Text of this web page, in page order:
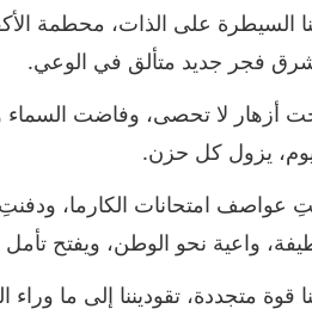
السيطرة على الذات، محطمة
فجر جديد متألق في الوعي.
أزهار لا تحصى، وفاضت
يزول كل حزن.
عواصف امتحانات الكارما، ودفنتِ
واعية نحو الوطن، ويفتح
قوة متجددة، تقوديننا إلى ما